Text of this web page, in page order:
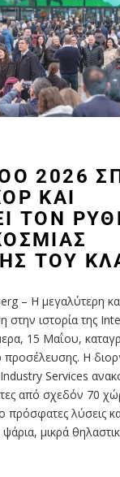
2026
ΚΑΙ
ΤΟΝ
ΤΟΥ
– Η μεγαλύτερη
στην ιστορία της
15 Μαΐου,
Η
Services
από σχεδόν 70
πρόσφατες λύσεις
μικρά